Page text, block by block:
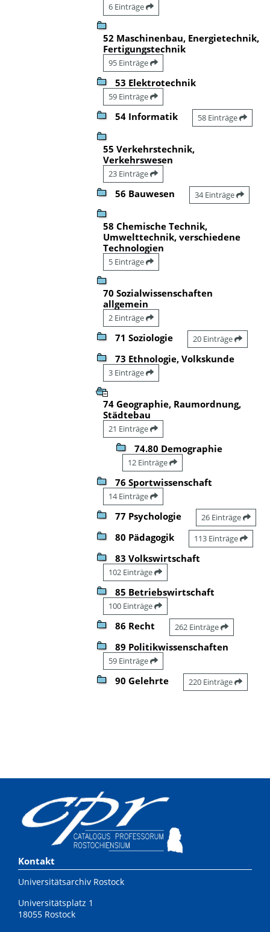
6 Einträge
52 Maschinenbau, Energietechnik,
Fertigungstechnik
95 Einträge
53 Elektrotechnik
59 Einträge
54 Informatik 58 Einträge
55 Verkehrstechnik,
Verkehrswesen
23 Einträge
56 Bauwesen 34 Einträge
58 Chemische Technik,
Umwelttechnik, verschiedene
Technologien
5 Einträge
70 Sozialwissenschaften
allgemein
2 Einträge
71 Soziologie 20 Einträge
73 Ethnologie, Volkskunde
3 Einträge
74 Geographie, Raumordnung,
Städtebau
21 Einträge
74.80 Demographie
12 Einträge
76 Sportwissenschaft
14 Einträge
77 Psychologie 26 Einträge
80 Pädagogik 113 Einträge
83 Volkswirtschaft
102 Einträge
85 Betriebswirtschaft
100 Einträge
86 Recht 262 Einträge
89 Politikwissenschaften
59 Einträge
90 Gelehrte 220 Einträge
Kontakt
Universitätsarchiv Rostock
Universitätsplatz 1
18055 Rostock